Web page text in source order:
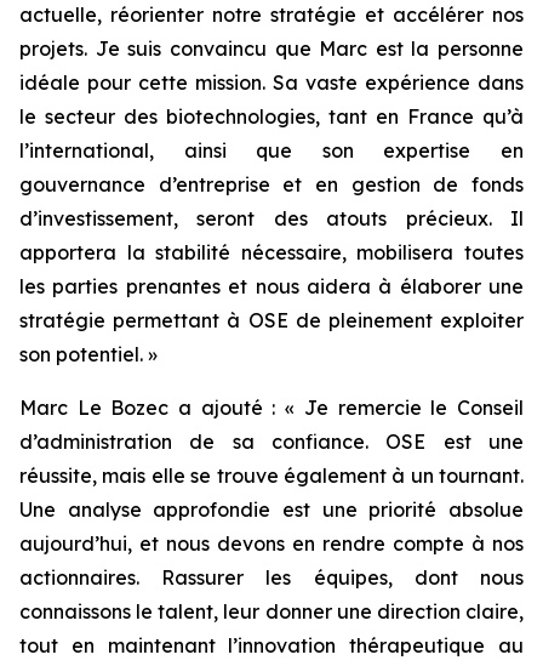
actuelle, réorienter notre stratégie et accélérer nos
projets. Je suis convaincu que Marc est la personne
idéale pour cette mission. Sa vaste expérience dans
le secteur des biotechnologies, tant en France qu’à
l’international, ainsi que son expertise en
gouvernance d’entreprise et en gestion de fonds
d’investissement, seront des atouts précieux. Il
apportera la stabilité nécessaire, mobilisera toutes
les parties prenantes et nous aidera à élaborer une
stratégie permettant à OSE de pleinement exploiter
son potentiel. »
Marc Le Bozec a ajouté : « Je remercie le Conseil
d’administration de sa confiance. OSE est une
réussite, mais elle se trouve également à un tournant.
Une analyse approfondie est une priorité absolue
aujourd’hui, et nous devons en rendre compte à nos
actionnaires. Rassurer les équipes, dont nous
connaissons le talent, leur donner une direction claire,
tout en maintenant l’innovation thérapeutique au